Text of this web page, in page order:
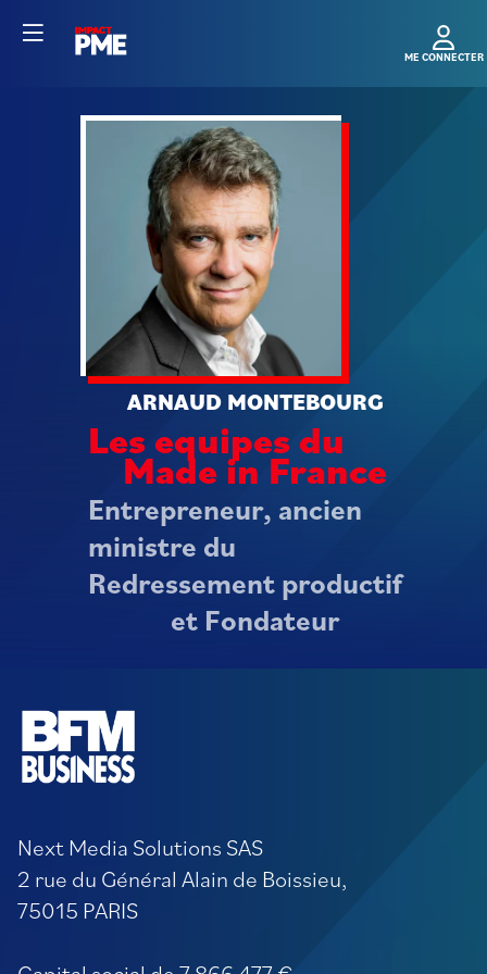
AM
ARNAUD MONTEBOURG
Les equipes du
Made in France
Entrepreneur, ancien
ministre du
Redressement productif
et Fondateur
Next Media Solutions SAS
2 rue du Général Alain de Boissieu,
75015 PARIS